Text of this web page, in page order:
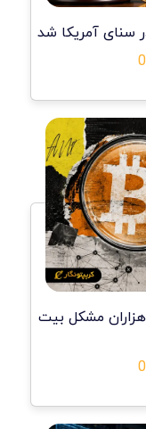
سنای آمریکا شد
مشکل بیت